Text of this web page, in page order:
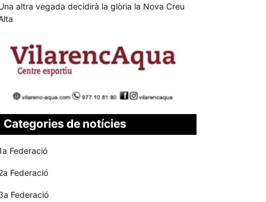
altra vegada decidirà la glòria la Nova Creu
Categories de notícies
Federació
Federació
Federació